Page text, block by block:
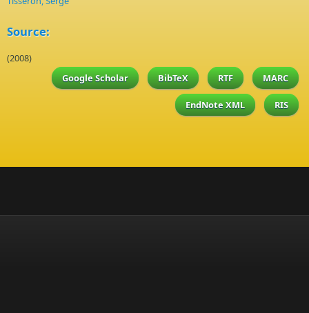
Source:
(2008)
Google Scholar
BibTeX RTF MARC
EndNote XML RIS